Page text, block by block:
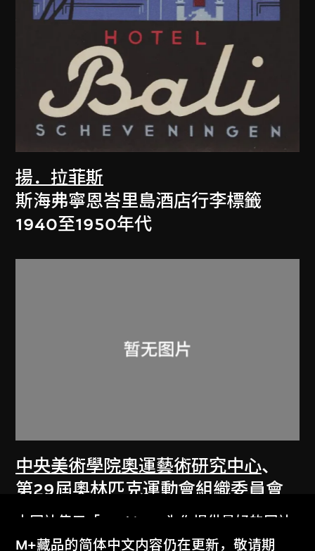
揚．拉菲斯
斯海弗寧恩峇里島酒店行李標籤
1940至1950年代
中央美術學院奧運藝術研究中心、
第29屆奧林匹克運動會組織委員會
「文明北京 和諧奥運」海報
2008
本网站使用「Cookies」为你提供最好的网站
体验。
M+藏品的简体中文内容仍在更新，敬请期